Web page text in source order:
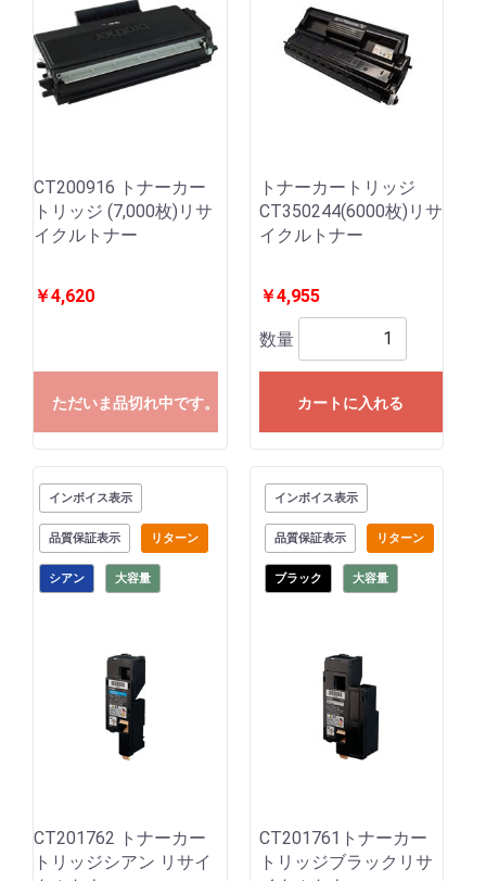
CT200916 トナーカー
トリッジ (7,000枚)リサ
イクルトナー
￥4,620
ただいま品切れ中です。
トナーカートリッジ
CT350244(6000枚)リサ
イクルトナー
￥4,955
数量
カートに入れる
インボイス表示
品質保証表示 リターン
シアン 大容量
CT201762 トナーカー
トリッジシアン リサイ
インボイス表示
品質保証表示 リターン
ブラック 大容量
CT201761トナーカー
トリッジブラックリサ